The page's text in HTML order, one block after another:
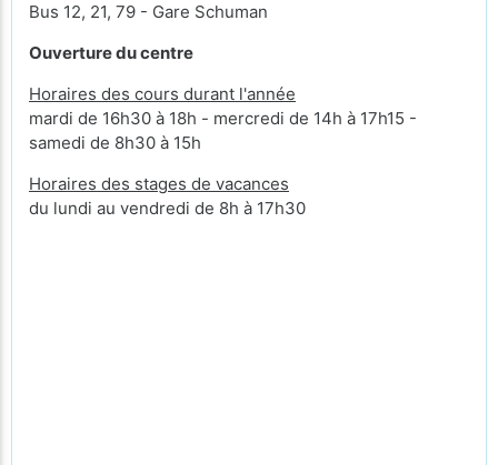
Bus 12, 21, 79 - Gare Schuman
Ouverture du centre
Horaires des cours durant l'année
mardi de 16h30 à 18h - mercredi de 14h à 17h15 -
samedi de 8h30 à 15h
Horaires des stages de vacances
du lundi au vendredi de 8h à 17h30